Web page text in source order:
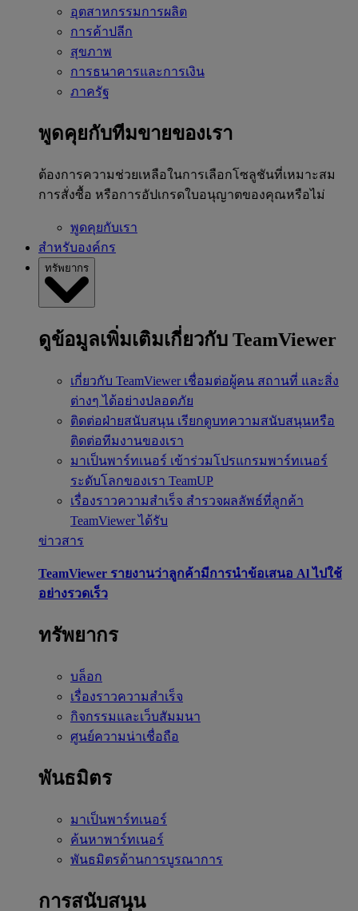
อุตสาหกรรมการผลิต
การค้าปลีก
สุขภาพ
การธนาคารและการเงิน
ภาครัฐ
พูดคุยกับทีมขายของเรา
ต้องการความช่วยเหลือในการเลือกโซลูชันที่เหมาะสม
การสั่งซื้อ หรือการอัปเกรดใบอนุญาตของคุณหรือไม่
พูดคุยกับเรา
สำหรับองค์กร
ทรัพยากร
ดูข้อมูลเพิ่มเติมเกี่ยวกับ TeamViewer
เกี่ยวกับ TeamViewer เชื่อมต่อผู้คน สถานที่ และสิ่ง
ต่างๆ ได้อย่างปลอดภัย
ติดต่อฝ่ายสนับสนุน เรียกดูบทความสนับสนุนหรือ
ติดต่อทีมงานของเรา
มาเป็นพาร์ทเนอร์ เข้าร่วมโปรแกรมพาร์ทเนอร์
ระดับโลกของเรา TeamUP
เรื่องราวความสำเร็จ สำรวจผลลัพธ์ที่ลูกค้า
TeamViewer ได้รับ
ข่าวสาร
TeamViewer รายงานว่าลูกค้ามีการนำข้อเสนอ Al ไปใช้
อย่างรวดเร็ว
ทรัพยากร
บล็อก
เรื่องราวความสำเร็จ
กิจกรรมและเว็บสัมมนา
ศูนย์ความน่าเชื่อถือ
พันธมิตร
มาเป็นพาร์ทเนอร์
ค้นหาพาร์ทเนอร์
พันธมิตรด้านการบูรณาการ
การสนับสนุน